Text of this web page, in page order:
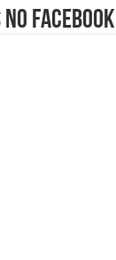
Facebook